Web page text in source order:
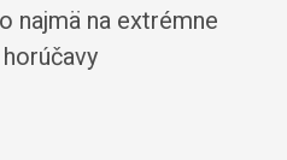
najmä na extrémne